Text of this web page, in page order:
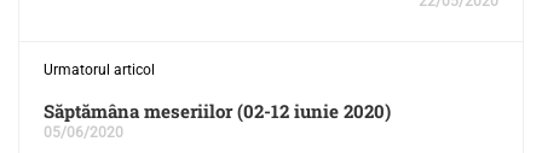
Urmatorul articol
Săptămâna meseriilor (02-12 iunie 2020)
05/06/2020